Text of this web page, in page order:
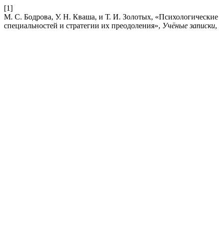
[1]
М. С. Бодрова, У. Н. Кваша, и Т. И. Золотых, «Психологические
специальностей и стратегии их преодоления», Учёные записки,